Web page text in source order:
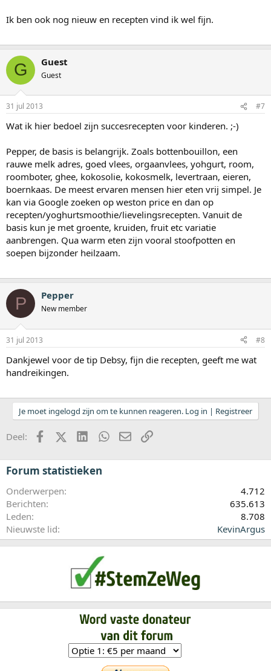
Ik ben ook nog nieuw en recepten vind ik wel fijn.
G Guest
Guest
31 jul 2013 #7
Wat ik hier bedoel zijn succesrecepten voor kinderen. ;-)
Pepper, de basis is belangrijk. Zoals bottenbouillon, een
rauwe melk adres, goed vlees, orgaanvlees, yohgurt, room,
roomboter, ghee, kokosolie, kokosmelk, levertraan, eieren,
boernkaas. De meest ervaren mensen hier eten vrij simpel. Je
kan via Google zoeken op weston price en dan op
recepten/yoghurtsmoothie/lievelingsrecepten. Vanuit de
basis kun je met groente, kruiden, fruit etc variatie
aanbrengen. Qua warm eten zijn vooral stoofpotten en
soepen bijzonder heilzaam.
P Pepper
New member
31 jul 2013 #8
Dankjewel voor de tip Debsy, fijn die recepten, geeft me wat
handreikingen.
Je moet ingelogd zijn om te kunnen reageren. Log in | Registreer
Deel: FacebookX (Twitter)LinkedInWhatsApp
E-mailkoppeling
Forum statistieken
Onderwerpen
4.712
Berichten
635.613
Leden
8.708
Nieuwste lid
KevinArgus